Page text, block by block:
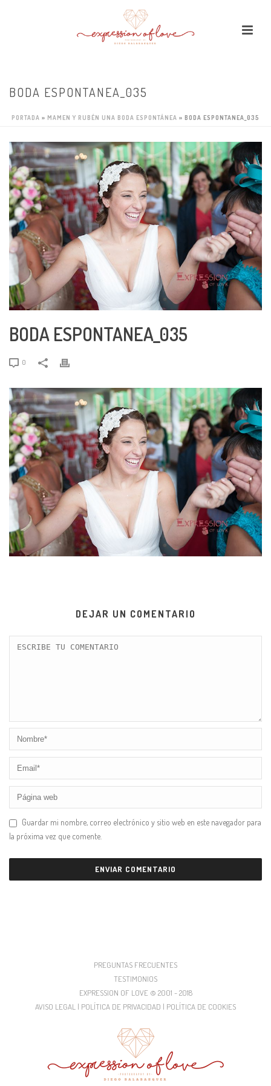
BODA ESPONTANEA_035
PORTADA » MAMEN Y RUBÉN UNA BODA ESPONTÁNEA » BODA ESPONTANEA_035
BODA ESPONTANEA_035
0
DEJAR UN COMENTARIO
Guardar mi nombre, correo electrónico y sitio web en este navegador para
la próxima vez que comente.
PREGUNTAS FRECUENTES
TESTIMONIOS
EXPRESSION OF LOVE © 2001 - 2018
AVISO LEGAL | POLÍTICA DE PRIVACIDAD | POLÍTICA DE COOKIES